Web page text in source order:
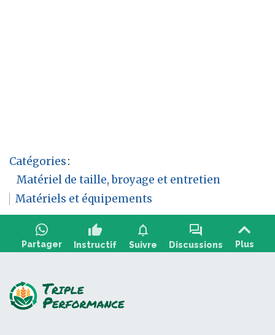
Catégories:
Matériel de taille, broyage et entretien
Matériels et équipements
Partager
thumb_up
Instructif
notifications
Suivre
forum
Discussions Plus